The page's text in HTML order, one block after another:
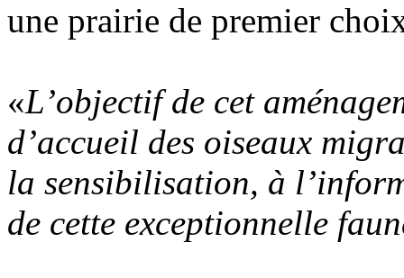
une prairie de premier
«L’objectif de cet
d’accueil des oiseaux
la sensibilisation, à
de cette exceptionnelle